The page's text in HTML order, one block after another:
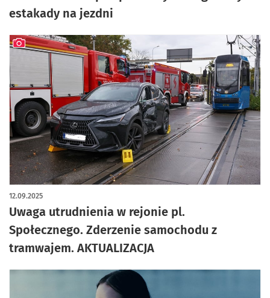
estakady na jezdni
Uwaga utrudnienia w rejonie pl.
Społecznego. Zderzenie samochodu z
tramwajem. AKTUALIZACJA
12.09.2025
artykuł z galerią zdjęć